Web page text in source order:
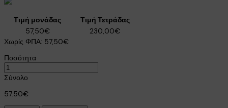
Τιμή μονάδας
Τιμή Τετράδας
57,50€
230,00€
Χωρίς ΦΠΑ: 57,50€
Ποσότητα
Σύνολο
57.50€